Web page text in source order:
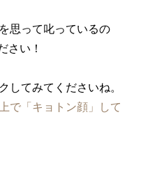
思って叱っているの
さい！
してみてくださいね。
で「キョトン顔」して